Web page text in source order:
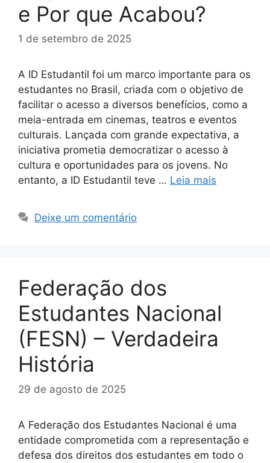
e Por que Acabou?
1 de setembro de 2025
A ID Estudantil foi um marco importante para os
estudantes no Brasil, criada com o objetivo de
facilitar o acesso a diversos benefícios, como a
meia-entrada em cinemas, teatros e eventos
culturais. Lançada com grande expectativa, a
iniciativa prometia democratizar o acesso à
cultura e oportunidades para os jovens. No
entanto, a ID Estudantil teve … Leia mais
Deixe um comentário
Federação dos
Estudantes Nacional
(FESN) – Verdadeira
História
29 de agosto de 2025
A Federação dos Estudantes Nacional é uma
entidade comprometida com a representação e
defesa dos direitos dos estudantes em todo o